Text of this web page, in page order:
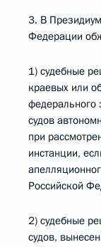
3. В
Федерации
1) судебные
краевых или
федерального
судов
при
инстанции,
Российской
2) судебные
судов,